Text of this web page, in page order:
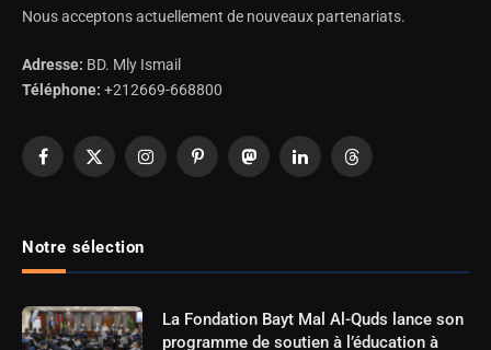
Nous acceptons actuellement de nouveaux partenariats.
Adresse: BD. Mly Ismail
Téléphone: +212669-668800
Facebook
X
InstagramPinterestMastodonLinkedInThreads
Notre sélection
La Fondation Bayt Mal Al-Quds lance son
programme de soutien à l’éducation à